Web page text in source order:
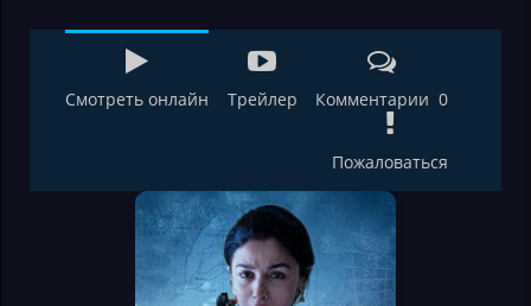
Смотреть онлайн Трейлер Комментарии 0
Пожаловаться